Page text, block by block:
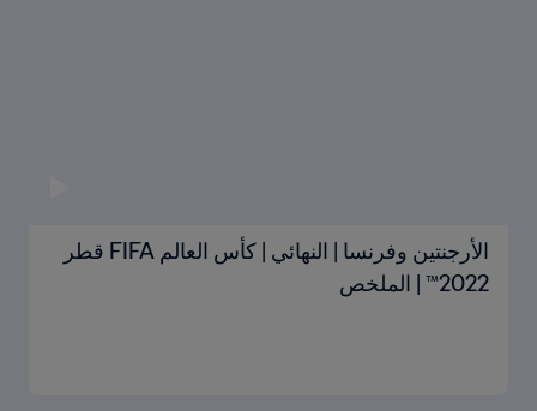
الأرجنتين وفرنسا | النهائي | كأس العالم FIFA قطر
2022™ | الملخص